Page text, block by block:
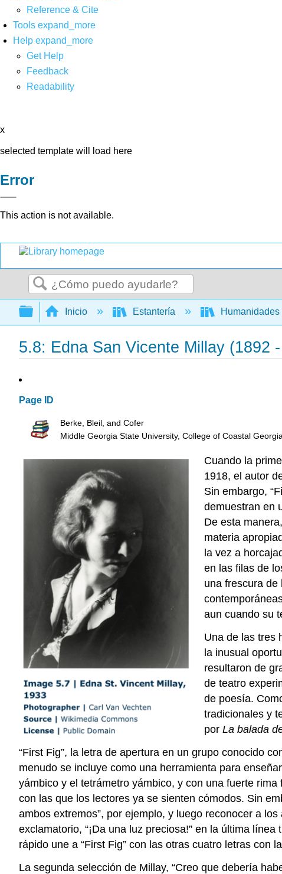
Reference & Cite
Tools expand_more
Help expand_more
Get Help
Feedback
Readability
x
selected template will load here
Error
This action is not available.
Buscar
Expandir/contraer jerarquía global
Inicio Estantería Humanidades
5.8: Edna San Vicente Millay (1892
Page ID
Berke, Bleil, and Cofer
Middle Georgia State University, College of Coastal
Cuando la
1918, el autor
Sin embargo,
demuestran en
De esta
materia
la vez a
en las filas de
una frescura
aun cuando su
Una de las tres
la inusual
resultaron de
de teatro
de poesía.
tradicionales y
porLa balada
“First Fig”, la letra de apertura en un grupo conocido
menudo se incluye como una herramienta para
yámbico y el tetrámetro yámbico, y con una fuerte
con las que los lectores ya se sienten cómodos. Sin
ambos extremos”, por ejemplo, y luego reconocer a
exclamatorio, “¡Da una luz preciosa!” en la última
rápido une a “First Fig” con las otras cuatro letras con
La segunda selección de Millay, “Creo que debería